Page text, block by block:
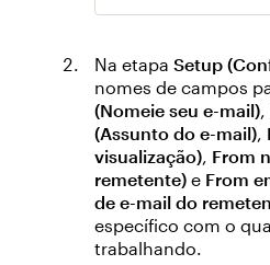
Na etapa Setup
nomes de campos
(Nomeie seu e-mail),
(Assunto do e-mail),
visualização), From
remetente) e From
de e-mail do
específico com o
trabalhando.